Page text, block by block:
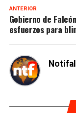
ANTERIOR
Gobierno de
esfuerzos para